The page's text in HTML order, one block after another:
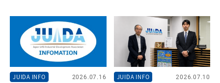
JUIDA INFO 2026.07.16 JUIDA INFO 2026.07.10